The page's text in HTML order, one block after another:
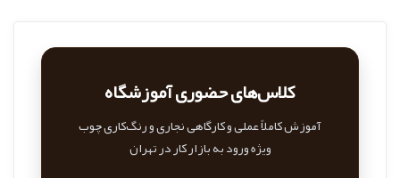
کلاس‌های حضوری آموزشگاه
آموزش کاملاً عملی و کارگاهی نجاری و رنگ‌کاری چوب
ویژه ورود به بازار کار در تهران